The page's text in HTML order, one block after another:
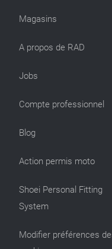
Magasins
A propos de RAD
Jobs
Compte professionnel
Blog
Action permis moto
Shoei Personal Fitting
System
Modifier préférences